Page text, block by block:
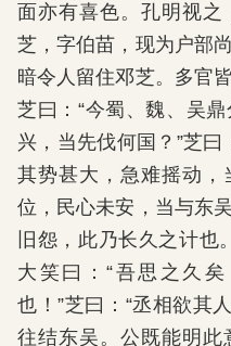
面亦有喜色。孔明视之
芝，字伯苗，现为户部
暗令人留住邓芝。多官
芝曰：“今蜀、魏、吴
兴，当先伐何国？”芝曰
其势甚大，急难摇动，
位，民心未安，当与东
旧怨，此乃长久之计也
大笑曰：“吾思之久
也！”芝曰：“丞相欲其
往结东吴。公既能明此